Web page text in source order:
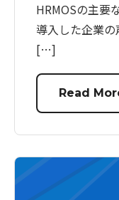
HRMOSの主要
導入した企業の
[…]
Read